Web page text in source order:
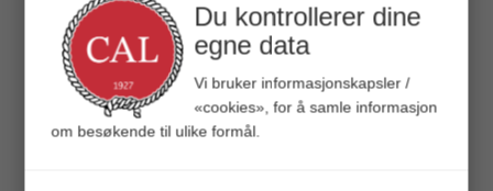
Du kontrollerer dine
egne data
Vi bruker informasjonskapsler /
«cookies», for å samle informasjon
om besøkende til ulike formål.